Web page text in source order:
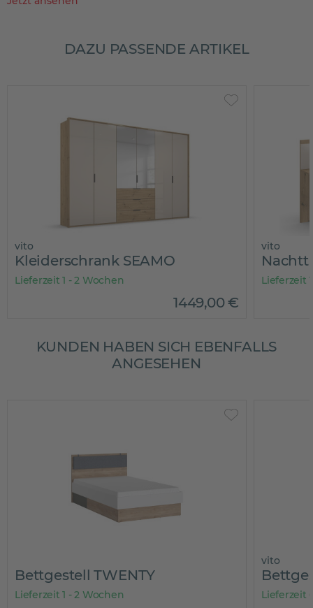
DAZU PASSENDE ARTIKEL
SEAMO Nachttisch 2er Set
KUNDEN HABEN SICH EBENFALLS
ANGESEHEN
Bettgestell TWENTY
Lieferzeit 1 - 2 Wochen
vito
Lieferzeit